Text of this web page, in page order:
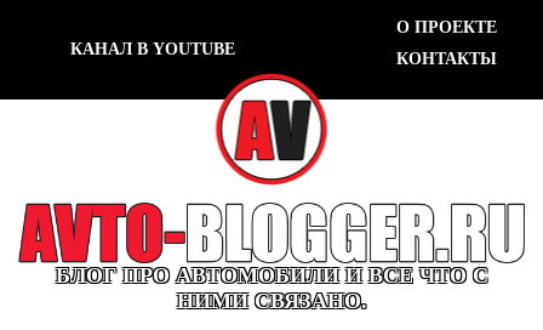
КАНАЛ В YOUTUBE
О ПРОЕКТЕ
КОНТАКТЫ
БЛОГ ПРО АВТОМОБИЛИ И ВСЕ ЧТО С
НИМИ СВЯЗАНО.